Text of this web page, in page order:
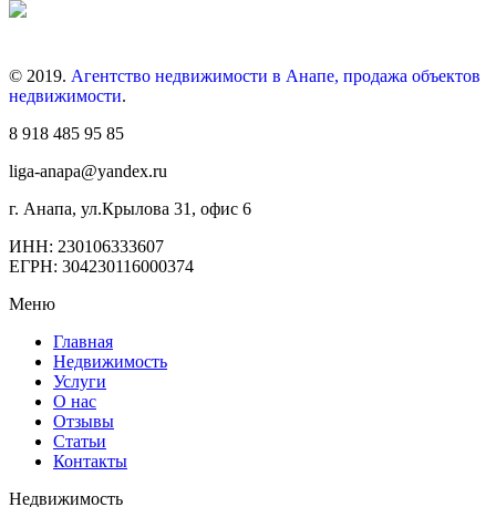
© 2019. Агентство недвижимости в Анапе, продажа объектов
недвижимости.
8 918 485 95 85
liga-anapa@yandex.ru
г. Анапа, ул.Крылова 31, офис 6
ИНН: 230106333607
ЕГРН: 304230116000374
Меню
Главная
Недвижимость
Услуги
О нас
Отзывы
Статьи
Контакты
Недвижимость